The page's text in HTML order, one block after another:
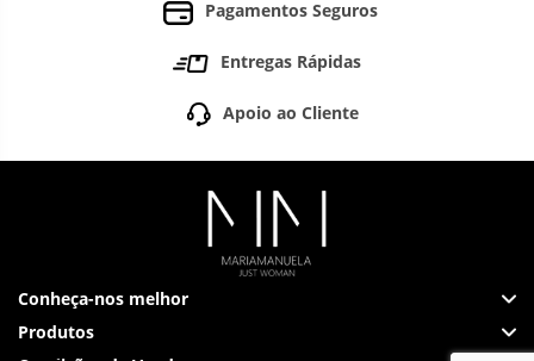
Pagamentos Seguros
Entregas Rápidas
Apoio ao Cliente
Conheça-nos melhor
Produtos